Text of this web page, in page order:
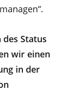
Status
wir einen
in der